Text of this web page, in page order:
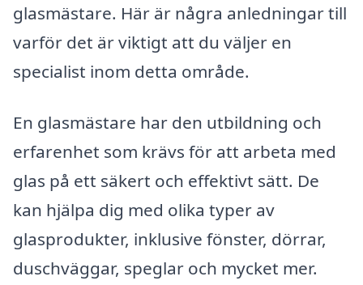
glasmästare. Här är några anledningar till
varför det är viktigt att du väljer en
specialist inom detta område.
En glasmästare har den utbildning och
erfarenhet som krävs för att arbeta med
glas på ett säkert och effektivt sätt. De
kan hjälpa dig med olika typer av
glasprodukter, inklusive fönster, dörrar,
duschväggar, speglar och mycket mer.